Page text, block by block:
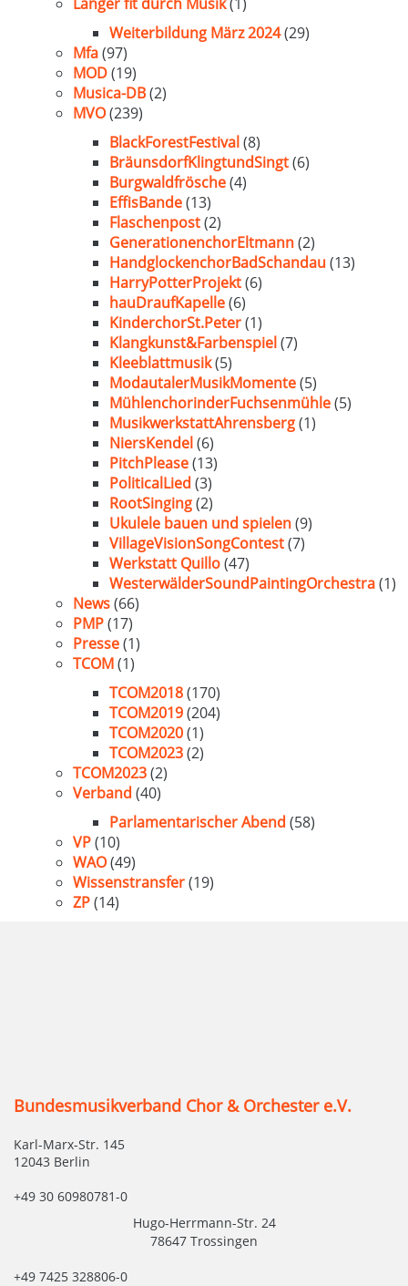
Weiterbildung März 2024(29)
Mfa(97)
MOD(19)
Musica-DB(2)
MVO(239)
BlackForestFestival(8)
BräunsdorfKlingtundSingt(6)
Burgwaldfrösche(4)
EffisBande(13)
Flaschenpost(2)
GenerationenchorEltmann(2)
HandglockenchorBadSchandau(13)
HarryPotterProjekt(6)
hauDraufKapelle(6)
KinderchorSt.Peter(1)
Klangkunst&Farbenspiel(7)
Kleeblattmusik(5)
ModautalerMusikMomente(5)
MühlenchorinderFuchsenmühle(5)
MusikwerkstattAhrensberg(1)
NiersKendel(6)
PitchPlease(13)
PoliticalLied (3)
RootSinging(2)
Ukulele bauen und spielen(9)
VillageVisionSongContest(7)
Werkstatt Quillo(47)
WesterwälderSoundPaintingOrchestra(1)
News(66)
PMP(17)
Presse(1)
TCOM(1)
TCOM2018(170)
TCOM2019(204)
TCOM2020(1)
TCOM2023(2)
TCOM2023(2)
Verband (40)
Parlamentarischer Abend (58)
VP(10)
WAO(49)
Wissenstransfer(19)
ZP(14)
Bundesmusikverband Chor & Orchester e.V.
Karl-Marx-Str. 145
12043 Berlin
+49 30 60980781-0
Hugo-Herrmann-Str. 24
78647 Trossingen
+49 7425 328806-0